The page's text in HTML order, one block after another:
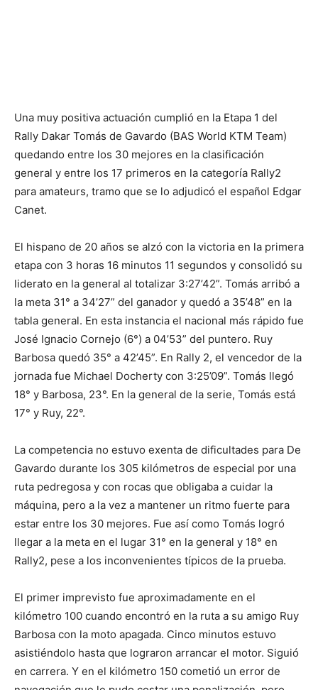
Una muy positiva actuación cumplió en la Etapa 1 del
Rally Dakar Tomás de Gavardo (BAS World KTM Team)
quedando entre los 30 mejores en la clasificación
general y entre los 17 primeros en la categoría Rally2
para amateurs, tramo que se lo adjudicó el español Edgar
Canet.
El hispano de 20 años se alzó con la victoria en la primera
etapa con 3 horas 16 minutos 11 segundos y consolidó su
liderato en la general al totalizar 3:27’42”. Tomás arribó a
la meta 31° a 34’27” del ganador y quedó a 35’48” en la
tabla general. En esta instancia el nacional más rápido fue
José Ignacio Cornejo (6°) a 04’53” del puntero. Ruy
Barbosa quedó 35° a 42’45”. En Rally 2, el vencedor de la
jornada fue Michael Docherty con 3:25’09”. Tomás llegó
18° y Barbosa, 23°. En la general de la serie, Tomás está
17° y Ruy, 22°.
La competencia no estuvo exenta de dificultades para De
Gavardo durante los 305 kilómetros de especial por una
ruta pedregosa y con rocas que obligaba a cuidar la
máquina, pero a la vez a mantener un ritmo fuerte para
estar entre los 30 mejores. Fue así como Tomás logró
llegar a la meta en el lugar 31° en la general y 18° en
Rally2, pese a los inconvenientes típicos de la prueba.
El primer imprevisto fue aproximadamente en el
kilómetro 100 cuando encontró en la ruta a su amigo Ruy
Barbosa con la moto apagada. Cinco minutos estuvo
asistiéndolo hasta que lograron arrancar el motor. Siguió
en carrera. Y en el kilómetro 150 cometió un error de